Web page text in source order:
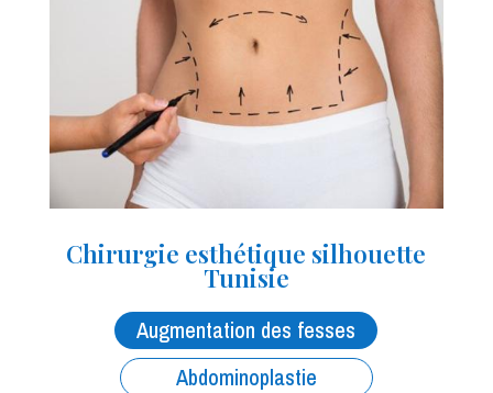
Chirurgie esthétique silhouette
Tunisie
Augmentation des fesses
Abdominoplastie